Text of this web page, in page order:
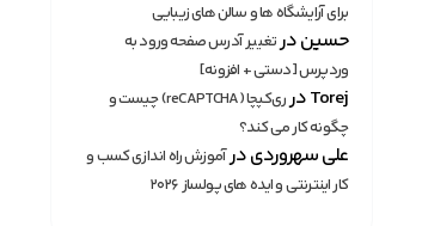
برای آرایشگاه ها و سالن های زیبایی
حسیندرتغییر آدرس صفحه ورود به
وردپرس [دستی + افزونه]
Torejدر
ری‌کپچا (reCAPTCHA) چیست و
چگونه کار می کند؟
علی سهروردیدرآموزش راه اندازی کسب و
کار اینترنتی و ایده های پولساز ۲۰۲۶